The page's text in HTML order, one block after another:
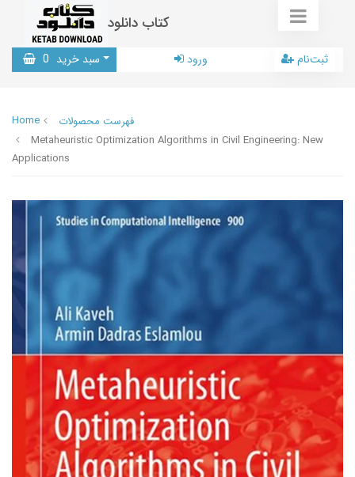
کتاب دانلود
سبد خرید 0 ورود ثبت‌نام
Home
فهرست محصولات
Metaheuristic Optimization Algorithms in Civil Engineering: New
Applications